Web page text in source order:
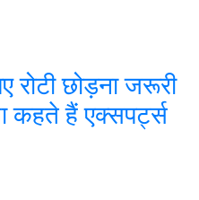
छोड़ना जरूरी
कहते हैं एक्सपर्ट्स